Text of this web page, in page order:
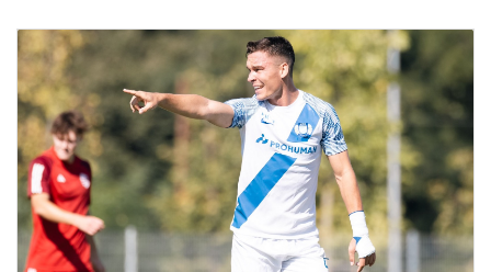
KLUB
GALÉRIA
SZURKOLÓI ÉLMÉNYEK
AKKREDITÁCIÓ